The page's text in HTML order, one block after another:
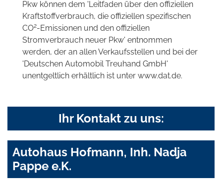
Pkw können dem 'Leitfaden über den offiziellen
Kraftstoffverbrauch, die offiziellen spezifischen
CO2-Emissionen und den offiziellen
Stromverbrauch neuer Pkw' entnommen
werden, der an allen Verkaufsstellen und bei der
'Deutschen Automobil Treuhand GmbH'
unentgeltlich erhältlich ist unter www.dat.de.
Ihr Kontakt zu uns:
Autohaus Hofmann, Inh. Nadja
Pappe e.K.